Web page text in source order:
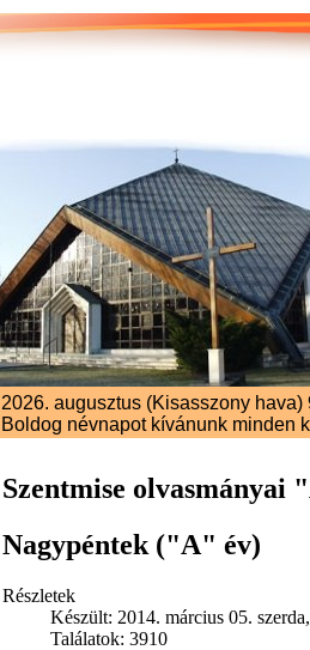
2026. augusztus (Kisasszony hava)
Boldog névnapot kívánunk minden
Szentmise olvasmányai
Nagypéntek ("A" év)
Részletek
Készült: 2014. március 05.
Találatok: 3910